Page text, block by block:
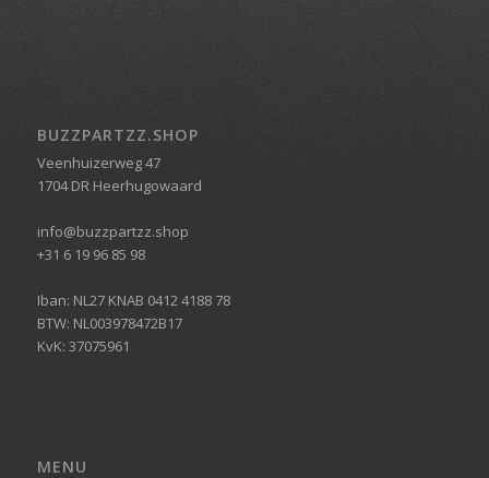
BUZZPARTZZ.SHOP
Veenhuizerweg 47
1704 DR Heerhugowaard
info@buzzpartzz.shop
+31 6 19 96 85 98
Iban: NL27 KNAB 0412 4188 78
BTW: NL003978472B17
KvK: 37075961
MENU